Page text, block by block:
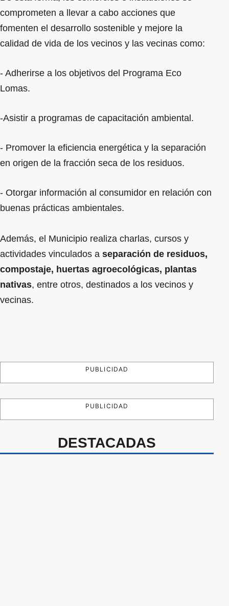
comprometen a llevar a cabo acciones que
fomenten el desarrollo sostenible y mejore la
calidad de vida de los vecinos y las vecinas como:
- Adherirse a los objetivos del Programa Eco
Lomas.
-Asistir a programas de capacitación ambiental.
- Promover la eficiencia energética y la separación
en origen de la fracción seca de los residuos.
- Otorgar información al consumidor en relación con
buenas prácticas ambientales.
Además, el Municipio realiza charlas, cursos y
actividades vinculados a separación de residuos,
compostaje, huertas agroecológicas, plantas
nativas, entre otros, destinados a los vecinos y
vecinas.
PUBLICIDAD
PUBLICIDAD
DESTACADAS